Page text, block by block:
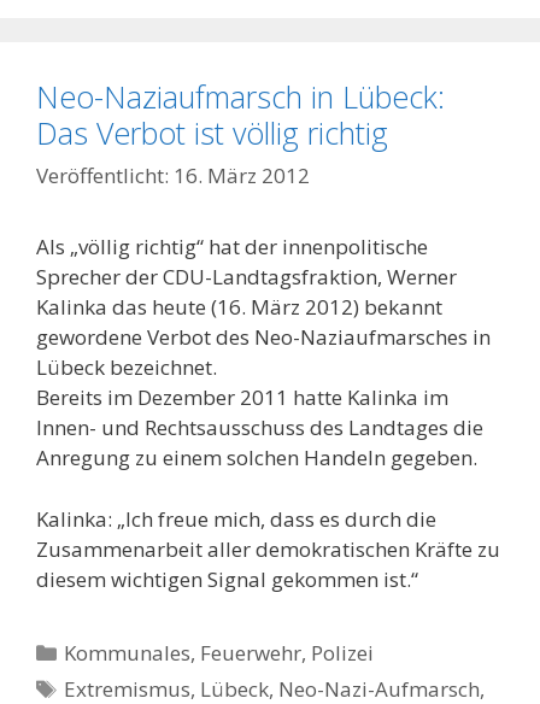
Neo-Naziaufmarsch in Lübeck:
Das Verbot ist völlig richtig
16. März 2012
Als „völlig richtig“ hat der innenpolitische
Sprecher der CDU-Landtagsfraktion, Werner
Kalinka das heute (16. März 2012) bekannt
gewordene Verbot des Neo-Naziaufmarsches in
Lübeck bezeichnet.
Bereits im Dezember 2011 hatte Kalinka im
Innen- und Rechtsausschuss des Landtages die
Anregung zu einem solchen Handeln gegeben.
Kalinka: „Ich freue mich, dass es durch die
Zusammenarbeit aller demokratischen Kräfte zu
diesem wichtigen Signal gekommen ist.“
Kategorien
Kommunales, Feuerwehr, Polizei
Schlagwörter
Extremismus, Lübeck, Neo-Nazi-Aufmarsch,